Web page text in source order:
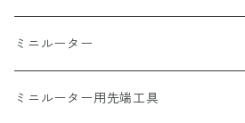
ミニルーター
ミニルーター
ミニルーター用先端工具